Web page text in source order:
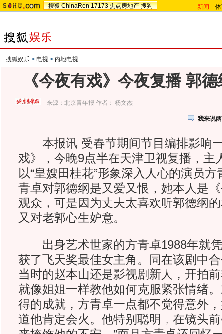
搜狐 ChinaRen 17173 焦点房地产 搜狗 新闻 -
搜狐娱乐 > 电视 > 内地电视
《今夜有戏》今夜复播 郭
来源：北京青年报 作者： 杨文杰
我来说
本报讯 受春节期间节目编排影响
戏》，今晚9点半在天津卫视复播，主
以“皇嫂田桂花”形象深入人心的演员
青卓对郭德纲是又爱又恨，她本人是
观众，可是因为丈夫太喜欢听郭德纲
又对老郭心生妒意。
出身艺术世家的方青卓1988年就凭
获了飞天奖最佳女主角。同在该剧中
当时的赵本山还是影视剧新人，开拍
就像姐姐一样教他如何克服紧张情绪
得的成就，方青卓一点都不觉得意外
道他肯定会火。他特别聪明，在镜头